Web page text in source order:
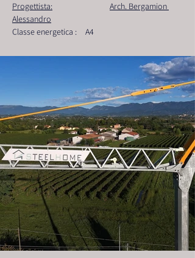
Progettista:			Arch. Bergamion
Alessandro
Classe energetica : 	A4